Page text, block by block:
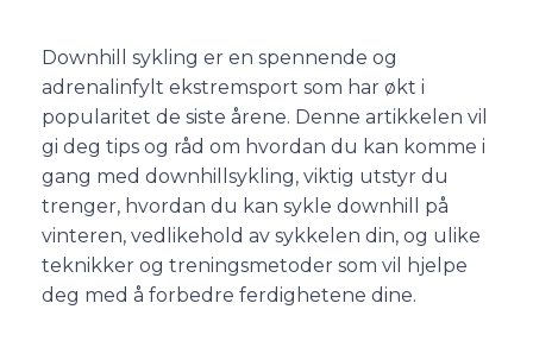
Downhill sykling er en spennende og
adrenalinfylt ekstremsport som har økt i
popularitet de siste årene. Denne artikkelen vil
gi deg tips og råd om hvordan du kan komme i
gang med downhillsykling, viktig utstyr du
trenger, hvordan du kan sykle downhill på
vinteren, vedlikehold av sykkelen din, og ulike
teknikker og treningsmetoder som vil hjelpe
deg med å forbedre ferdighetene dine.